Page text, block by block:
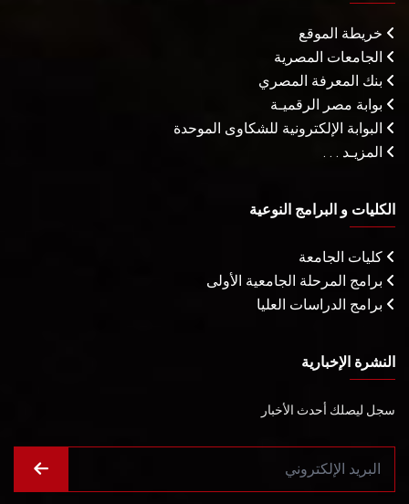
خريطة الموقع
الجامعات المصرية
بنك المعرفة المصري
بوابة مصر الرقميـة
البوابة الإلكترونية للشكاوى الموحدة
المزيـد . . .
الكليات و البرامج النوعية
كليات الجامعة
برامج المرحلة الجامعية الأولى
برامج الدراسات العليا
النشرة الإخبارية
سجل ليصلك أحدث الأخبار